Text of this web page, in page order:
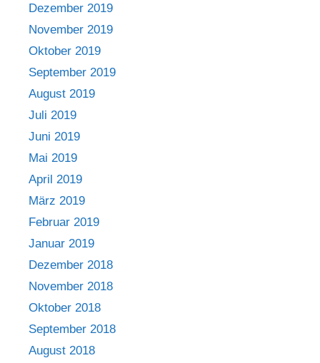
Dezember 2019
November 2019
Oktober 2019
September 2019
August 2019
Juli 2019
Juni 2019
Mai 2019
April 2019
März 2019
Februar 2019
Januar 2019
Dezember 2018
November 2018
Oktober 2018
September 2018
August 2018